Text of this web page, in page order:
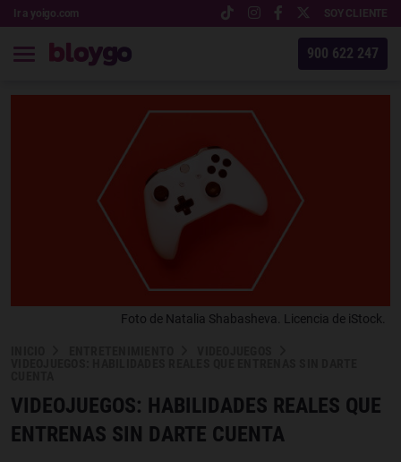
Ir a yoigo.com SOY CLIENTE
900 622 247
VIDEOJUEGOS: HABILIDADES REALES QUE
ENTRENAS SIN DARTE CUENTA
Foto de Natalia Shabasheva. Licencia de iStock.